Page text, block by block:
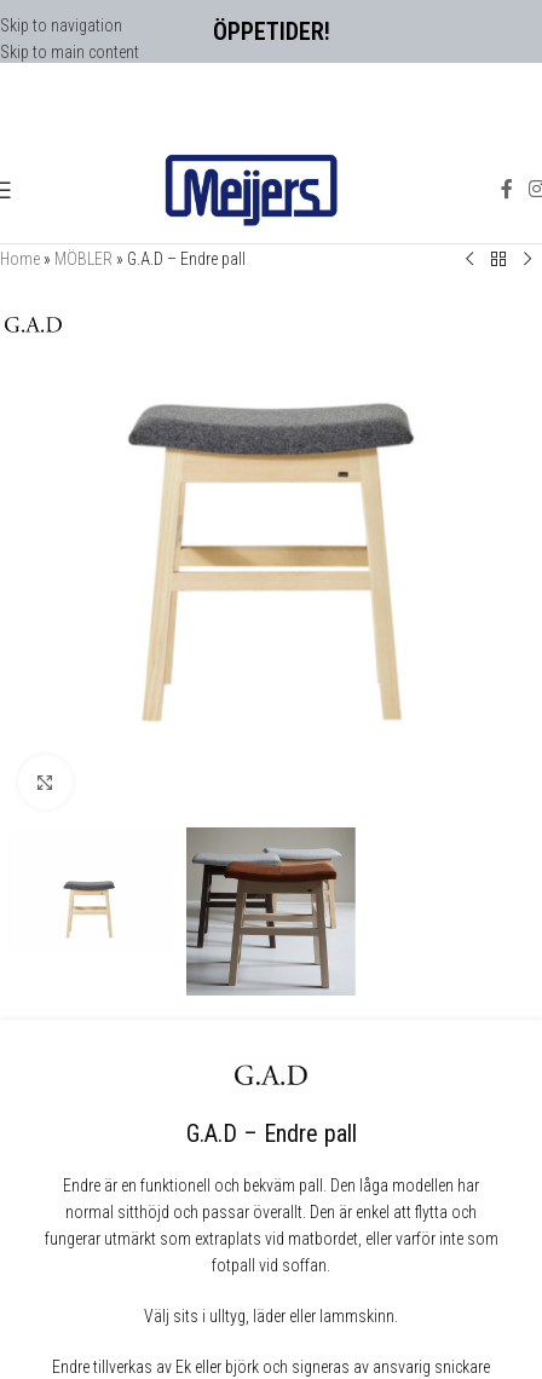
ÖPPETIDER!
Skip to navigation
Skip to main content
Home » MÖBLER » G.A.D – Endre pall
G.A.D – Endre pall
Endre är en funktionell och bekväm pall. Den låga modellen har
normal sitthöjd och passar överallt. Den är enkel att flytta och
fungerar utmärkt som extraplats vid matbordet, eller varför inte som
fotpall vid soffan.
Välj sits i ulltyg, läder eller lammskinn.
Endre tillverkas av Ek eller björk och signeras av ansvarig snickare